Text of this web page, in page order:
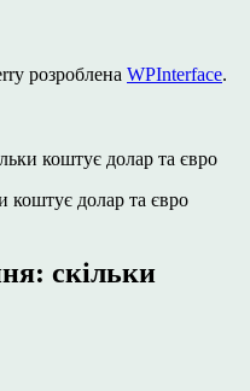
розроблена WPInterface.
коштує долар та євро
скільки